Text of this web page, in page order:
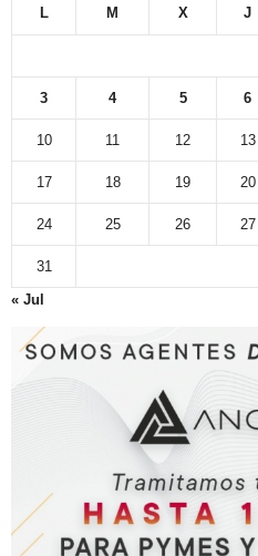
L M X J
3 4 5 6
10 11 12 13
17 18 19 20
24 25 26 27
31
« Jul